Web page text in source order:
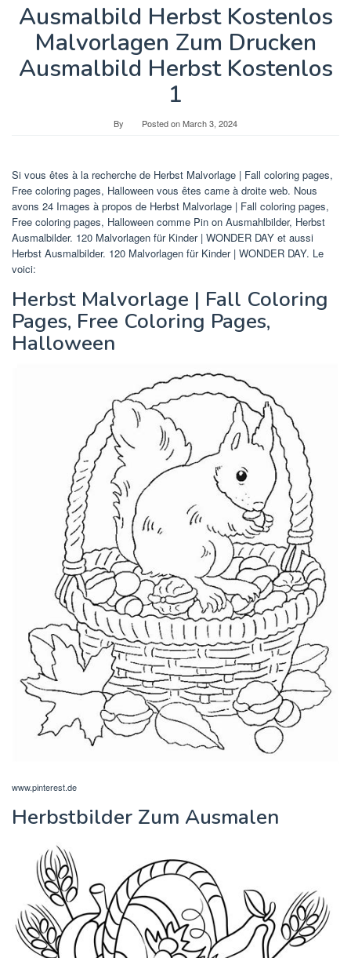
Ausmalbild Herbst Kostenlos
Malvorlagen Zum Drucken
Ausmalbild Herbst Kostenlos
1
By Posted onMarch 3, 2024
Si vous êtes à la recherche de Herbst Malvorlage | Fall coloring pages,
Free coloring pages, Halloween vous êtes came à droite web. Nous
avons 24 Images à propos de Herbst Malvorlage | Fall coloring pages,
Free coloring pages, Halloween comme Pin on Ausmahlbilder, Herbst
Ausmalbilder. 120 Malvorlagen für Kinder | WONDER DAY et aussi
Herbst Ausmalbilder. 120 Malvorlagen für Kinder | WONDER DAY. Le
voici:
Herbst Malvorlage | Fall Coloring
Pages, Free Coloring Pages,
Halloween
www.pinterest.de
Herbstbilder Zum Ausmalen